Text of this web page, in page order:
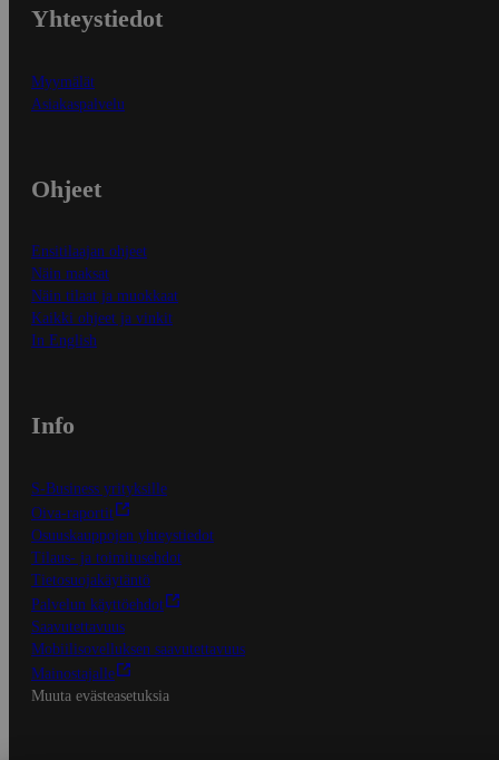
Yhteystiedot
Myymälät
Asiakaspalvelu
Ohjeet
Ensitilaajan ohjeet
Näin maksat
Näin tilaat ja muokkaat
Kaikki ohjeet ja vinkit
In English
Info
S-Business yrityksille
Oiva-raportit
Osuuskauppojen yhteystiedot
Tilaus- ja toimitusehdot
Tietosuojakäytäntö
Palvelun käyttöehdot
Saavutettavuus
Mobiilisovelluksen saavutettavuus
Mainostajalle
Muuta evästeasetuksia